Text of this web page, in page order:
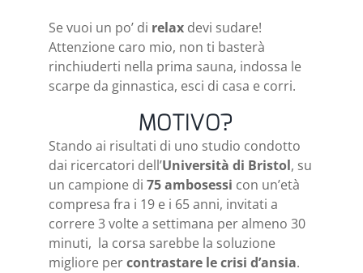
Se vuoi un po’ di relax devi sudare!
Attenzione caro mio, non ti basterà
rinchiuderti nella prima sauna, indossa le
scarpe da ginnastica, esci di casa e corri.
MOTIVO?
Stando ai risultati di uno studio condotto
dai ricercatori dell’Università di Bristol, su
un campione di 75 ambosessi con un’età
compresa fra i 19 e i 65 anni, invitati a
correre 3 volte a settimana per almeno 30
minuti, la corsa sarebbe la soluzione
migliore percontrastare le crisi d’ansia.